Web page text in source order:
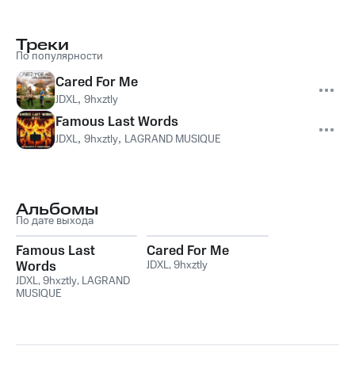
Треки
По популярности
Cared For Me
JDXL, 9hxztly
Famous Last Words
JDXL, 9hxztly, LAGRAND MUSIQUE
Альбомы
По дате выхода
Famous Last
Words
JDXL,9hxztly, LAGRAND
MUSIQUE
Cared For Me
JDXL,9hxztly